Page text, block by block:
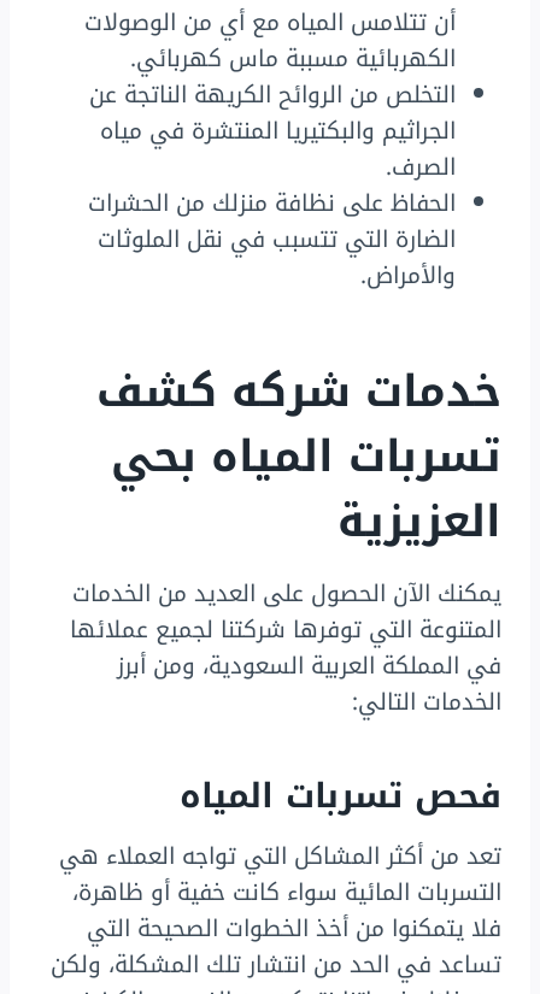
أن تتلامس المياه مع أي من الوصولات
الكهربائية مسببة ماس كهربائي.
التخلص من الروائح الكريهة الناتجة عن
الجراثيم والبكتيريا المنتشرة في مياه
الصرف.
الحفاظ على نظافة منزلك من الحشرات
الضارة التي تتسبب في نقل الملوثات
والأمراض.
خدمات شركه كشف
تسربات المياه بحي
العزيزية
يمكنك الآن الحصول على العديد من الخدمات
المتنوعة التي توفرها شركتنا لجميع عملائها
في المملكة العربية السعودية، ومن أبرز
الخدمات التالي:
فحص تسربات المياه
تعد من أكثر المشاكل التي تواجه العملاء هي
التسربات المائية سواء كانت خفية أو ظاهرة،
فلا يتمكنوا من أخذ الخطوات الصحيحة التي
تساعد في الحد من انتشار تلك المشكلة، ولكن